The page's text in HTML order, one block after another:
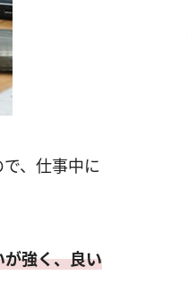
、仕事中に
強く、良い